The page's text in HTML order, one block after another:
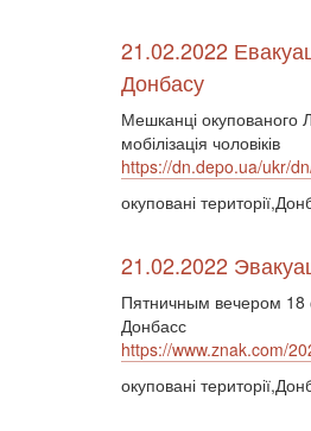
21.02.2022
Донбасу
Мешканці окупованого
мобілізація чоловіків
https://dn.depo.ua/ukr/
окуповані
21.02.2022
Пятничным вечером 18
Донбасс
https://www.znak.com/
окуповані